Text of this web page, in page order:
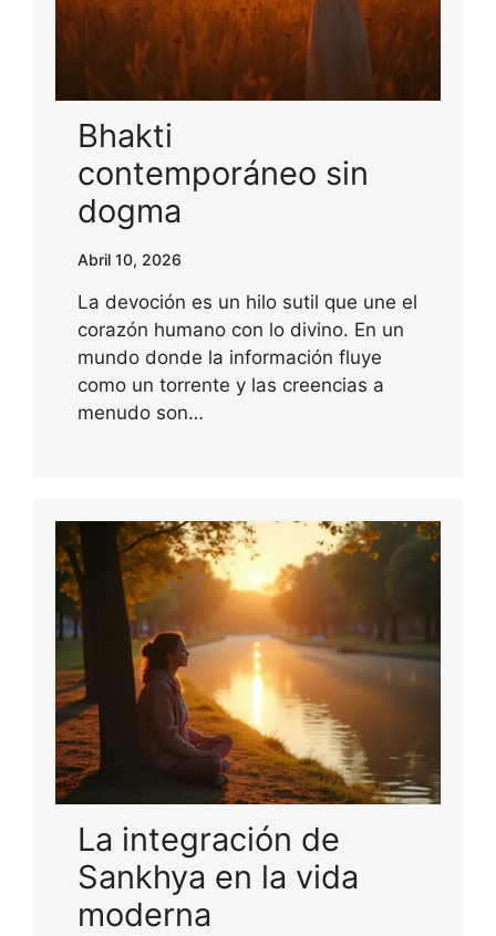
Bhakti
contemporáneo sin
dogma
Abril 10, 2026
La devoción es un hilo sutil que une el
corazón humano con lo divino. En un
mundo donde la información fluye
como un torrente y las creencias a
menudo son…
La integración de
Sankhya en la vida
moderna